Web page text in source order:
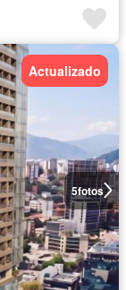
5fotos
Actualizado